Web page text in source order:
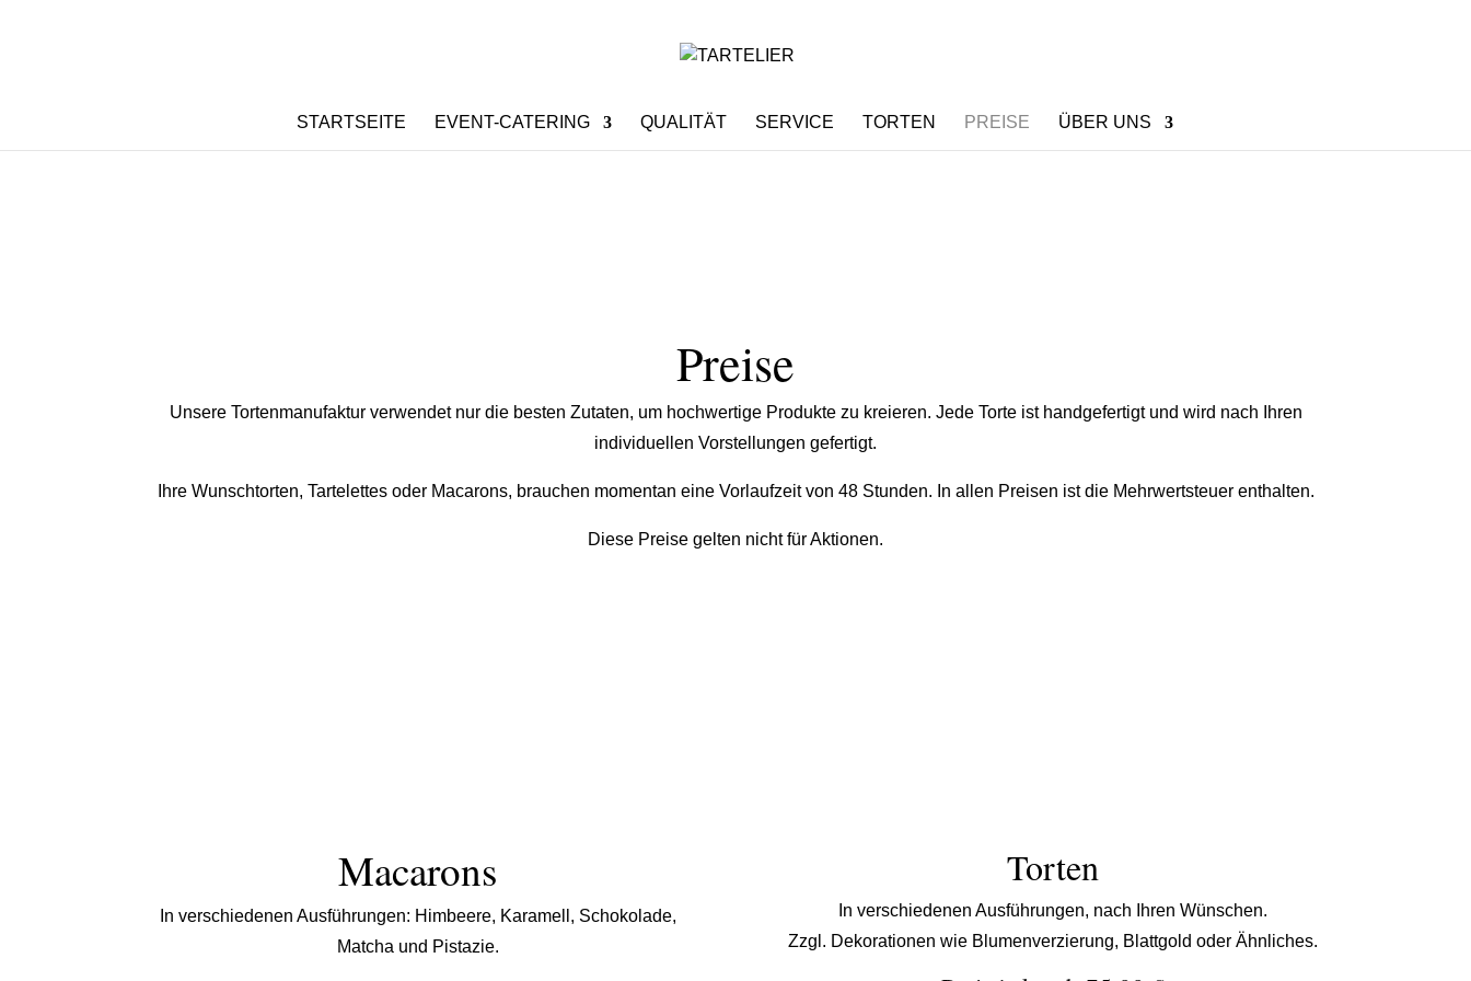
STARTSEITE EVENT-CATERING QUALITÄT SERVICE TORTEN PREISE ÜBER UNS
Preise
Unsere Tortenmanufaktur verwendet nur die besten Zutaten, um hochwertige Produkte zu kreieren. Jede Torte ist handgefertigtund wird nach Ihren
individuellen Vorstellungen gefertigt.
Ihre Wunschtorten, Tartelettes oder Macarons, brauchen momentan eine Vorlaufzeit von 48 Stunden. In allen Preisen ist die Mehrwertsteuer enthalten.
Diese Preise gelten nicht für Aktionen.
Macarons
In verschiedenen Ausführungen: Himbeere, Karamell, Schokolade,
Matcha und Pistazie.
Torten
In verschiedenen Ausführungen, nach Ihren Wünschen.
Zzgl. Dekorationen wie Blumenverzierung, Blattgold oder Ähnliches.